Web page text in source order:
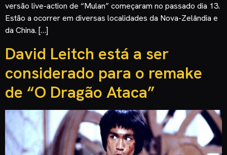
versão live-action de “Mulan” começaram no passado dia 13.
Estão a ocorrer em diversas localidades da Nova-Zelândia e
da China. […]
David Leitch está a ser
considerado para o remake
de “O Dragão Ataca”